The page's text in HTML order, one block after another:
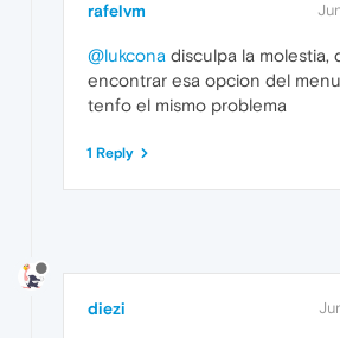
rafelvm
@lukcona disculpa la molestia,
encontrar esa opcion del
tenfo el mismo problema
1 Reply
diezi